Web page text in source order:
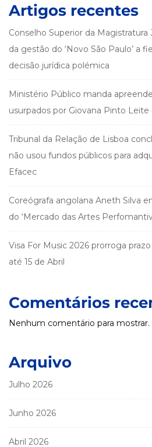
Artigos recentes
Conselho Superior da
da gestão do ‘Novo São Paulo’ a
decisão jurídica polémica
Ministério Público manda
usurpados por Giovana Pinto Leite
Tribunal da Relação de Lisboa
não usou fundos públicos para
Efacec
Coreógrafa angolana Aneth Silva
do ‘Mercado das Artes
Visa For Music 2026 prorroga
até 15 de Abril
Comentários
Nenhum comentário para mostrar.
Arquivo
Julho 2026
Junho 2026
Abril 2026